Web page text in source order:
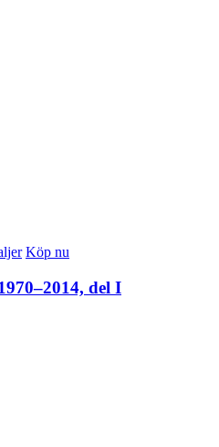
Köp nu
del I